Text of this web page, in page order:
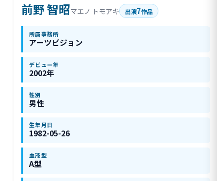
前野 智昭マエノ トモアキ 出演7作品
所属事務所
アーツビジョン
デビュー年
2002年
性別
男性
生年月日
1982-05-26
血液型
A型